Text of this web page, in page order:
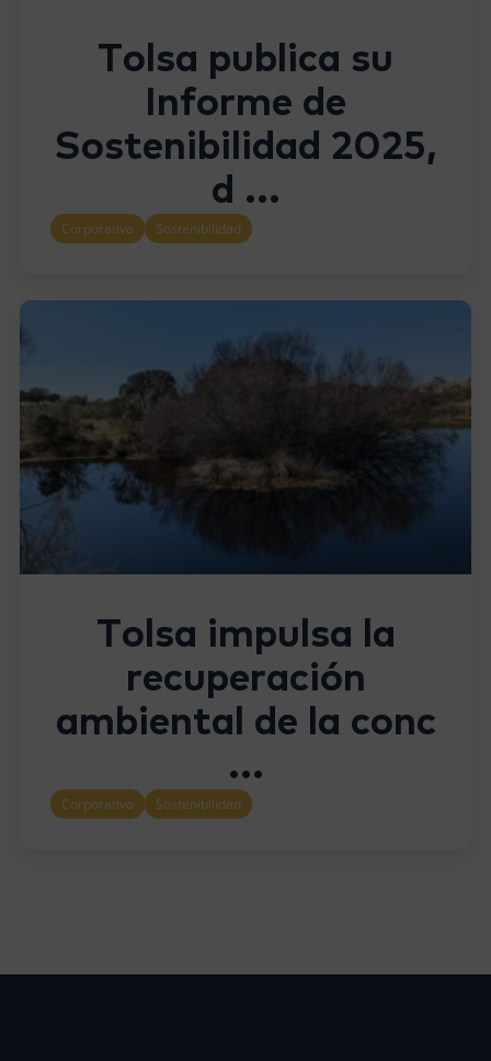
Tolsa publica su
Informe de
Sostenibilidad 2025,
d ...
Corporativo Sostenibilidad
Tolsa impulsa la
recuperación
ambiental de la conc
...
Corporativo Sostenibilidad